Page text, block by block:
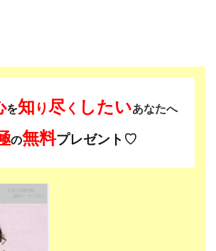
を知 り尽く したいあなたへ
の無料プレゼント♡